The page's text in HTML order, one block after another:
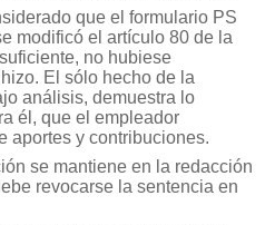
que el formulario PS
modificó el artículo 80 de la
no hubiese
El sólo hecho de la
análisis, demuestra lo
él, que el empleador
aportes y contribuciones.
se mantiene en la redacción
revocarse la sentencia en